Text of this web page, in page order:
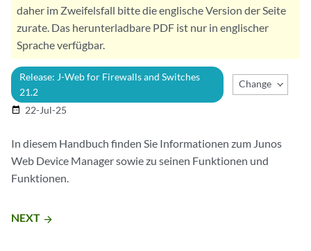
daher im Zweifelsfall bitte die englische Version der Seite
zurate. Das herunterladbare PDF ist nur in englischer
Sprache verfügbar.
Release: J-Web for Firewalls and Switches
21.2
Change Release
date_range 22-Jul-25
In diesem Handbuch finden Sie Informationen zum Junos
Web Device Manager sowie zu seinen Funktionen und
Funktionen.
NEXT arrow_forward